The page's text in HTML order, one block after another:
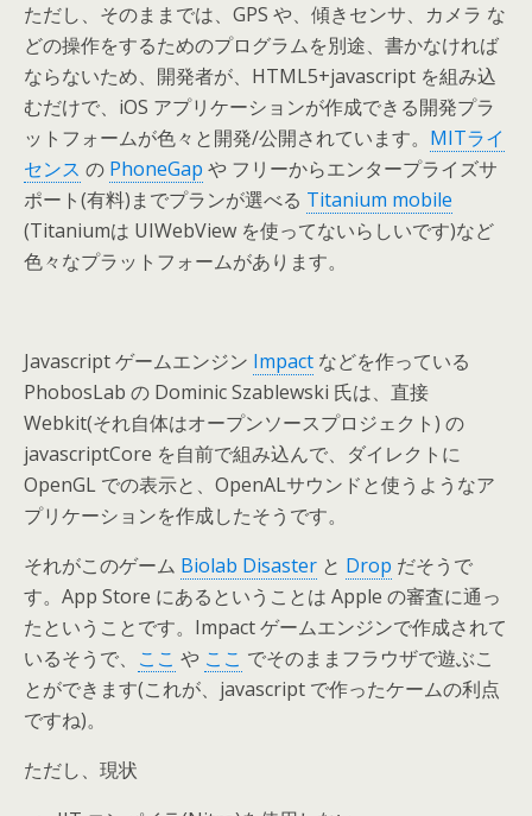
ただし、そのままでは、GPS や、傾きセンサ、カメラ な
どの操作をするためのプログラムを別途、書かなければ
ならないため、開発者が、HTML5+javascript を組み込
むだけで、iOS アプリケーションが作成できる開発プラ
ットフォームが色々と開発/公開されています。 MITライ
センス の PhoneGap や フリーからエンタープライズサ
ポート(有料)までプランが選べる Titanium mobile
(Titaniumは UIWebView を使ってないらしいです)など
色々なプラットフォームがあります。
Javascript ゲームエンジン Impact などを作っている
PhobosLab の Dominic Szablewski 氏は、直接
Webkit(それ自体はオープンソースプロジェクト) の
javascriptCore を自前で組み込んで、ダイレクトに
OpenGL での表示と、OpenALサウンドと使うようなア
プリケーションを作成したそうです。
それがこのゲーム Biolab Disaster と Drop だそうで
す。App Store にあるということは Apple の審査に通っ
たということです。Impact ゲームエンジンで作成されて
いるそうで、 ここ や ここ でそのままフラウザで遊ぶこ
とができます(これが、javascript で作ったケームの利点
ですね)。
ただし、現状